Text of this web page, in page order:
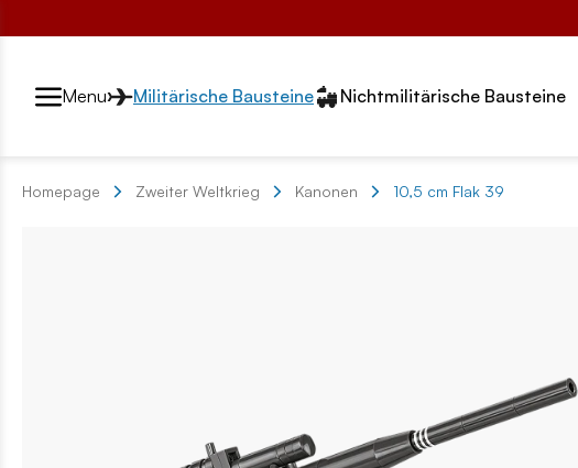
Przełącznik segmentów2
Menu Militärische Bausteine Nichtmilitärische Bausteine
Homepage Zweiter Weltkrieg Kanonen 10,5 cm Flak 39